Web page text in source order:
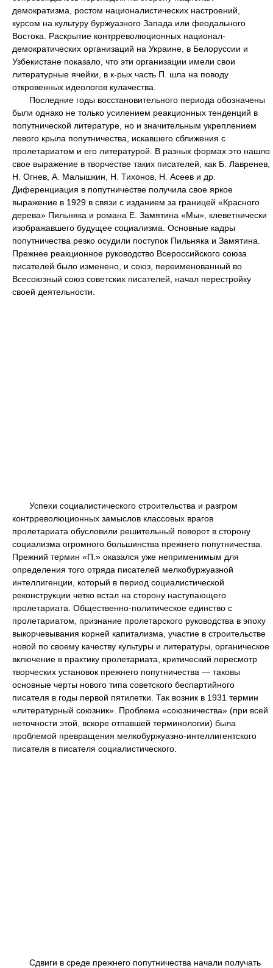
демократизма, ростом националистических настроений,
курсом на культуру буржуазного Запада или феодального
Востока. Раскрытие контрреволюционных национал-
демократических организаций на Украине, в Белоруссии и
Узбекистане показало, что эти организации имели свои
литературные ячейки, в к-рых часть П. шла на поводу
откровенных идеологов кулачества.
Последние годы восстановительного периода обозначены
были однако не только усилением реакционных тенденций в
попутнической литературе, но и значительным укреплением
левого крыла попутничества, искавшего сближения с
пролетариатом и его литературой. В разных формах это нашло
свое выражение в творчестве таких писателей, как Б. Лавренев,
Н. Огнев, А. Малышкин, Н. Тихонов, Н. Асеев и др.
Диференциация в попутничестве получила свое яркое
выражение в 1929 в связи с изданием за границей «Красного
дерева» Пильняка и романа Е. Замятина «Мы», клеветнически
изображавшего будущее социализма. Основные кадры
попутничества резко осудили поступок Пильняка и Замятина.
Прежнее реакционное руководство Всероссийского союза
писателей было изменено, и союз, переименованный во
Всесоюзный союз советских писателей, начал перестройку
своей деятельности.
Успехи социалистического строительства и разгром
контрреволюционных замыслов классовых врагов
пролетариата обусловили решительный поворот в сторону
социализма огромного большинства прежнего попутничества.
Прежний термин «П.» оказался уже неприменимым для
определения того отряда писателей мелкобуржуазной
интеллигенции, который в период социалистической
реконструкции четко встал на сторону наступающего
пролетариата. Общественно-политическое единство с
пролетариатом, признание пролетарского руководства в эпоху
выкорчевывания корней капитализма, участие в строительстве
новой по своему качеству культуры и литературы, органическое
включение в практику пролетариата, критический пересмотр
творческих установок прежнего попутничества — таковы
основные черты нового типа советского беспартийного
писателя в годы первой пятилетки. Так возник в 1931 термин
«литературный союзник». Проблема «союзничества» (при всей
неточности этой, вскоре отпавшей терминологии) была
проблемой превращения мелкобуржуазно-интеллигентского
писателя в писателя социалистического.
Сдвиги в среде прежнего попутничества начали получать